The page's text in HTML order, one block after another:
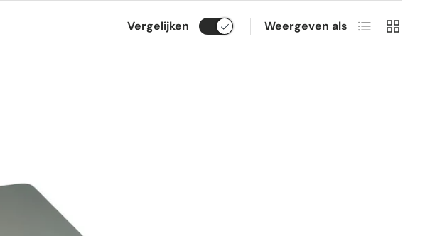
Vergelijken Weergeven als Lijst Raster